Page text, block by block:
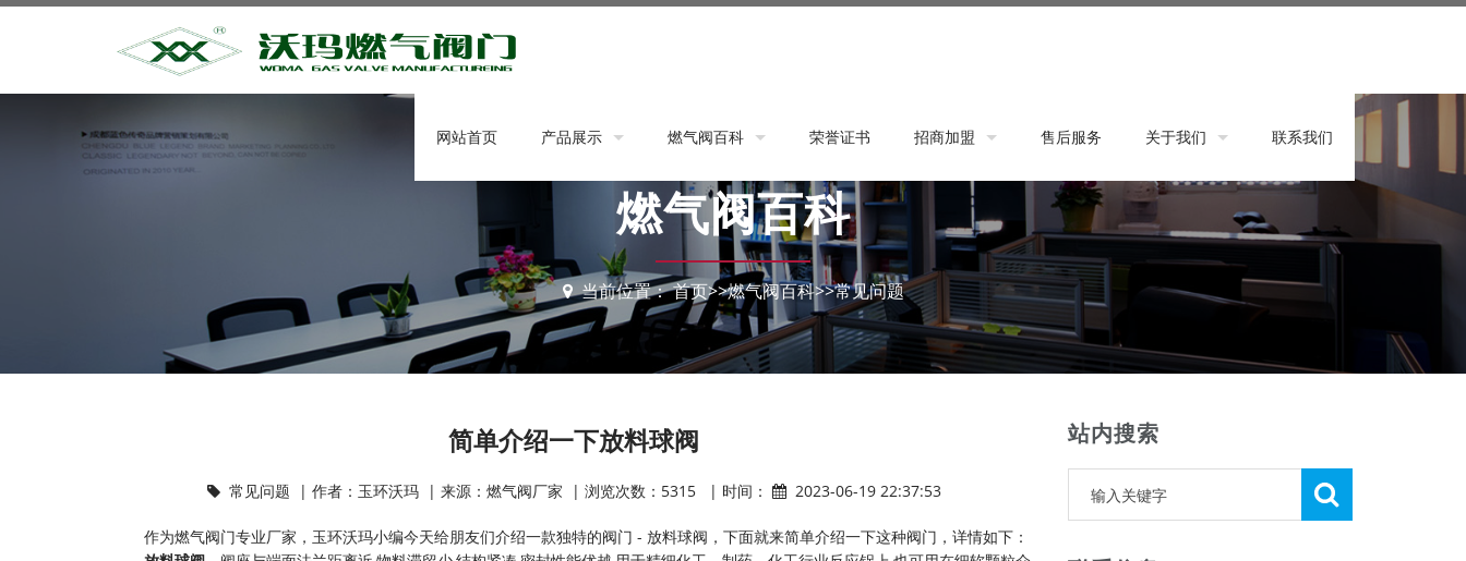
网站首页 产品展示
燃气表接头
水暖类球阀
水表壳
五金类配件
燃气灶前阀
燃气阀百科
公司新闻
行业动态
常见问题
荣誉证书 招商加盟
加盟流程
回报优势
售后服务 关于我们
品牌起源
公司相册
联系我们
燃气阀百科
当前位置：首页>>燃气阀百科>>常见问题
简单介绍一下放料球阀
常见问题 | 作者：玉环沃玛 | 来源：燃气阀厂家 | 浏览次数：5315 | 时间： 2023-06-19 22:37:53
作为燃气阀门专业厂家， 玉环沃玛小编今天给朋友们介绍一款独特的阀门 - 放料球阀，下面就来简单介绍一下这种阀门，详情如下：
站内搜索